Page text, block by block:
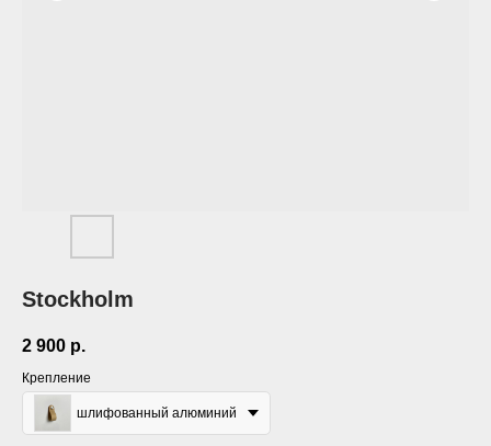
Stockholm
2 900 р.
Крепление
шлифованный алюминий